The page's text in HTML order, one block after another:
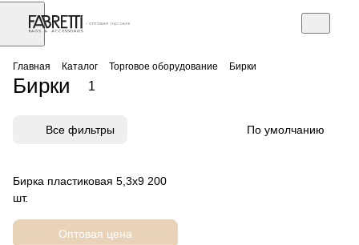
Торговое оборудование
Главная Каталог Торговое оборудование Бирки
Бирки 1
Все фильтры По умолчанию
Бирка пластиковая 5,3х9 200
шт.
Оптовая цена